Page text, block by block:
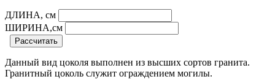
ДЛИНА, см
ШИРИНА,см
Рассчитать
Данный вид цоколя выполнен из высших сортов гранита.
Гранитный цоколь служит ограждением могилы.